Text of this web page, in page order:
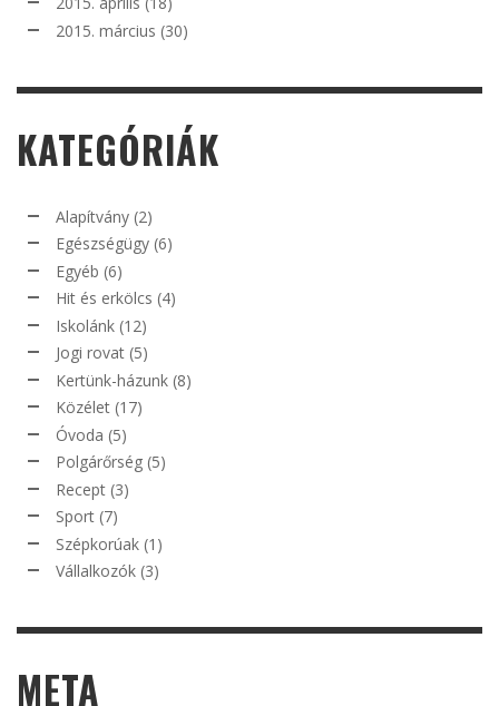
2015. március (30)
KATEGÓRIÁK
Alapítvány (2)
Egészségügy (6)
Egyéb (6)
Hit és erkölcs (4)
Iskolánk (12)
Jogi rovat (5)
Kertünk-házunk (8)
Közélet (17)
Óvoda (5)
Polgárőrség (5)
Recept (3)
Sport (7)
Szépkorúak (1)
Vállalkozók (3)
META